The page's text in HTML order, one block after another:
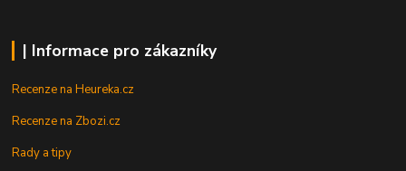
| Informace pro zákazníky
Recenze na Heureka.cz
Recenze na Zbozi.cz
Rady a tipy